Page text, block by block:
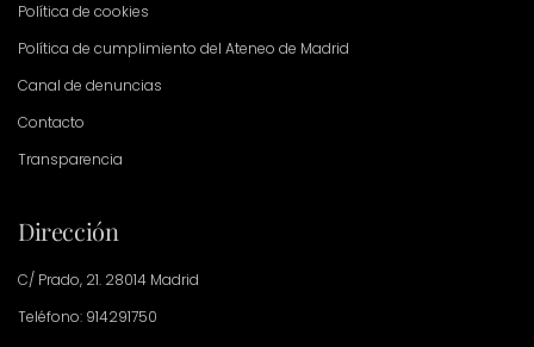
Política de cookies
Política de cumplimiento del Ateneo de Madrid
Canal de denuncias
Contacto
Transparencia
Dirección
C/ Prado, 21. 28014 Madrid
Teléfono: 914291750